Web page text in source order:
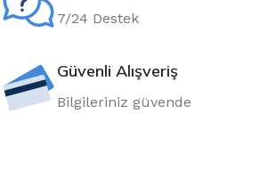
7/24 Destek
Güvenli Alışveriş
Bilgileriniz güvende